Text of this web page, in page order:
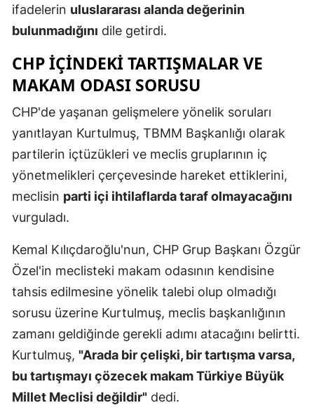
Konya
Kütahya
Malatya
Manisa
Mardin
Muş
Nevşehir
Niğde
ifadelerin uluslararası alanda değerinin
bulunmadığını dile getirdi.
CHP IÇINDEKI TARTIŞMALAR VE
MAKAM ODASI SORUSU
CHP'de yaşanan gelişmelere yönelik soruları
yanıtlayan Kurtulmuş, TBMM Başkanlığı olarak
partilerin içtüzükleri ve meclis gruplarının iç
yönetmelikleri çerçevesinde hareket ettiklerini,
meclisin parti içi ihtilaflarda taraf olmayacağını
vurguladı.
Kemal Kılıçdaroğlu'nun, CHP Grup Başkanı Özgür
Özel'in meclisteki makam odasının kendisine
tahsis edilmesine yönelik talebi olup olmadığı
sorusu üzerine Kurtulmuş, meclis başkanlığının
zamanı geldiğinde gerekli adımı atacağını belirtti.
Kurtulmuş, "Arada bir çelişki, bir tartışma varsa,
bu tartışmayı çözecek makam Türkiye Büyük
Millet Meclisi değildir" dedi.